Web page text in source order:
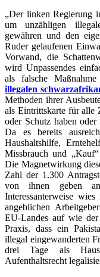
„Der linken Regierung
um unzähligen
gewähren und den
Ruder gelaufenen
Vorwand, die
wird Unpassendes
als falsche
illegalen
Methoden ihrer
als Eintrittskarte für alle
oder Schutz haben
Da es bereits
Haushaltshilfe,
Missbrauch und
Die Magnetwirkung
Zahl der 1.300
von ihnen geben
Interessanterweise
angeblichen
EU-Landes auf wie
Praxis, dass ein
illegal eingewanderten
drei Tage als
Aufenthaltsrecht